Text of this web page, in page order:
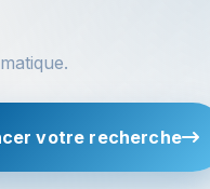
votre recherche